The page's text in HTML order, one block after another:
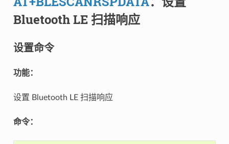
Bluetooth LE 扫描响应
设置命令
功能：
设置 Bluetooth LE 扫描响应
命令：